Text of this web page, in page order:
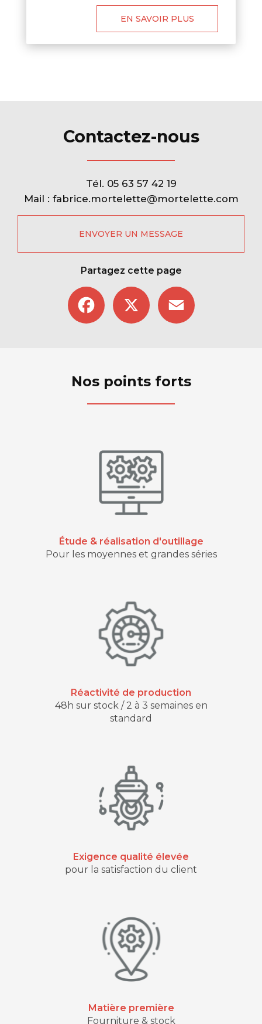
EN SAVOIR PLUS
Contactez-nous
Tél. 05 63 57 42 19
Mail : fabrice.mortelette@mortelette.com
ENVOYER UN MESSAGE
Partagez cette page
Facebook
Nos points forts
Étude & réalisation d'outillage
Pour les moyennes et grandes séries
Réactivité de production
48h sur stock / 2 à 3 semaines en
standard
Exigence qualité élevée
pour la satisfaction du client
Matière première
Fourniture & stock